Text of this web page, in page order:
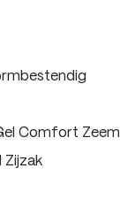
Comfort Zeem
Zijzak